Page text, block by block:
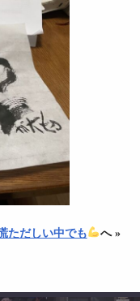
ただしい中でも へ »